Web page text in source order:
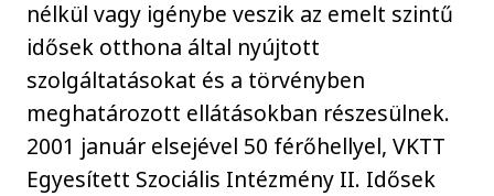
nélkül vagy igénybe veszik az emelt szintű
idősek otthona által nyújtott
szolgáltatásokat és a törvényben
meghatározott ellátásokban részesülnek.
2001 január elsejével 50 férőhellyel, VKTT
Egyesített Szociális Intézmény II. Idősek